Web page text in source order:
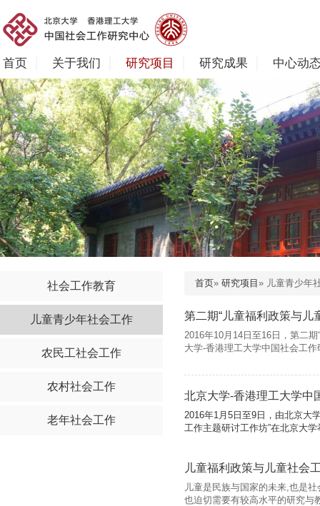
首页 关于我们 研究项目 研究成果 中心动
社会工作教育
儿童青少年社会工作
农民工社会工作
农村社会工作
老年社会工作
首页» 研究项目 » 儿童青少年
第二期“儿童福利政策与儿
2016年10月14日至16日，第二
大学-香港理工大学中国社会工
北京大学-香港理工大学中
2016年1月5日至9日，由北京大
工作主题研讨工作坊”在北京大
儿童福利政策与儿童社会
儿童是民族与国家的未来,也是
也迫切需要有较高水平的研究与